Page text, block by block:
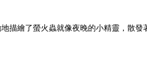
地描繪了螢火蟲就像夜晚的小精靈，